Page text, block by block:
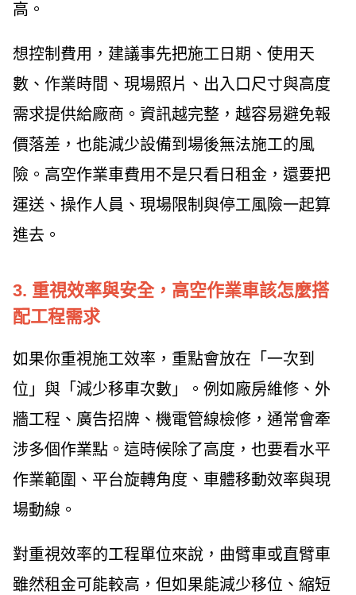
高。
想控制費用，建議事先把施工日期、使用天
數、作業時間、現場照片、出入口尺寸與高度
需求提供給廠商。資訊越完整，越容易避免報
價落差，也能減少設備到場後無法施工的風
險。高空作業車費用不是只看日租金，還要把
運送、操作人員、現場限制與停工風險一起算
進去。
3. 重視效率與安全，高空作業車該怎麼搭
配工程需求
如果你重視施工效率，重點會放在「一次到
位」與「減少移車次數」。例如廠房維修、外
牆工程、廣告招牌、機電管線檢修，通常會牽
涉多個作業點。這時候除了高度，也要看水平
作業範圍、平台旋轉角度、車體移動效率與現
場動線。
對重視效率的工程單位來說，曲臂車或直臂車
雖然租金可能較高，但如果能減少移位、縮短